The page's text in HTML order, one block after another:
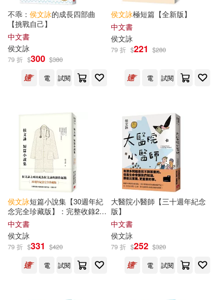
適合平板閱讀(1)
其他 (可複選)
作者/演唱/譯/編/繪(108)
價格
範圍
不乖： 侯文詠的成長四部曲
【挑戰自己】
中文書
侯文詠
79 折 $300 $380
電
試閱
侯文詠極短篇【全新版】
中文書
侯文詠
79 折 $221 $280
電 試閱
侯文詠短篇小說集【30週年紀
念完全珍藏版】：完整收錄29
篇短篇小說作品+全新自序
中文書
侯文詠
79 折 $331 $420
電
試閱
大醫院小醫師【三十週年紀念
版】
中文書
侯文詠
79 折 $252 $320
電
試閱